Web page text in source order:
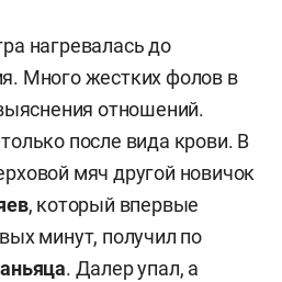
нагревалась до
Много жестких фолов в
отношений.
после вида крови. В
мяч другой новичок
, который впервые
минут, получил по
. Далер упал, а